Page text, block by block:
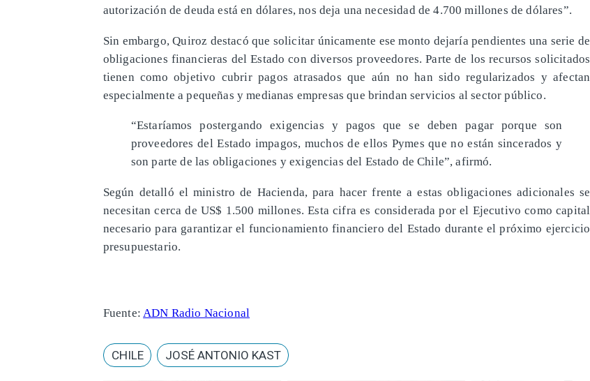
autorización de deuda está en dólares, nos deja una necesidad de 4.700 millones de dólares”.
Sin embargo, Quiroz destacó que solicitar únicamente ese monto dejaría pendientes una serie de
obligaciones financieras del Estado con diversos proveedores. Parte de los recursos solicitados
tienen como objetivo cubrir pagos atrasados que aún no han sido regularizados y afectan
especialmente a pequeñas y medianas empresas que brindan servicios al sector público.
“Estaríamos postergando exigencias y pagos que se deben pagar porque son
proveedores del Estado impagos, muchos de ellos Pymes que no están sincerados y
son parte de las obligaciones y exigencias del Estado de Chile”, afirmó.
Según detalló el ministro de Hacienda, para hacer frente a estas obligaciones adicionales se
necesitan cerca de US$ 1.500 millones. Esta cifra es considerada por el Ejecutivo como capital
necesario para garantizar el funcionamiento financiero del Estado durante el próximo ejercicio
presupuestario.
Fuente: ADN Radio Nacional
CHILE JOSÉ ANTONIO KAST